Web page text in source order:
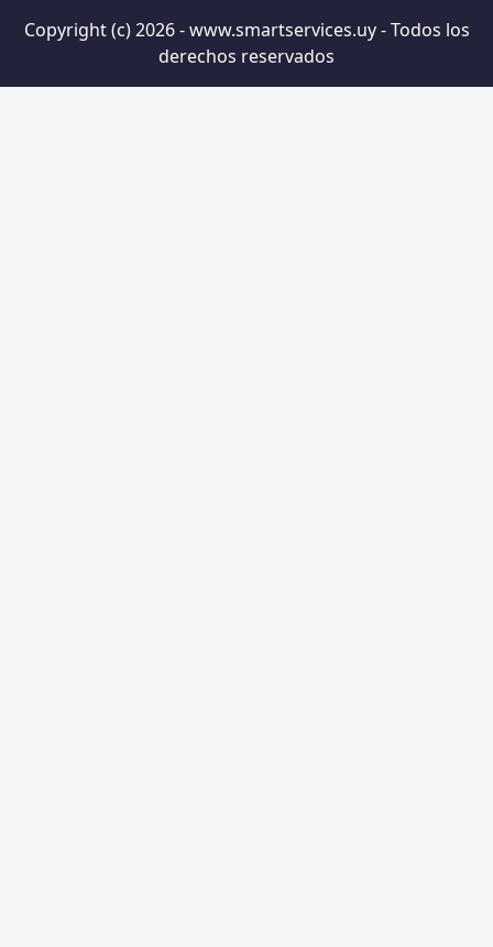
Copyright (c) 2026 - www.smartservices.uy - Todos los
derechos reservados